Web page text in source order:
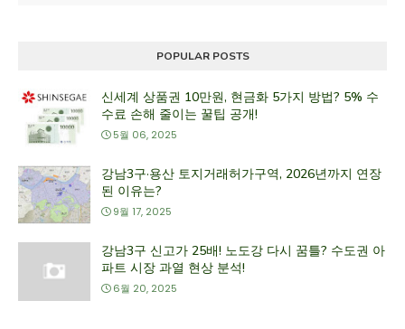
POPULAR POSTS
신세계 상품권 10만원, 현금화 5가지 방법? 5% 수
수료 손해 줄이는 꿀팁 공개!
5월 06, 2025
강남3구·용산 토지거래허가구역, 2026년까지 연장
된 이유는?
9월 17, 2025
강남3구 신고가 25배! 노도강 다시 꿈틀? 수도권 아
파트 시장 과열 현상 분석!
6월 20, 2025